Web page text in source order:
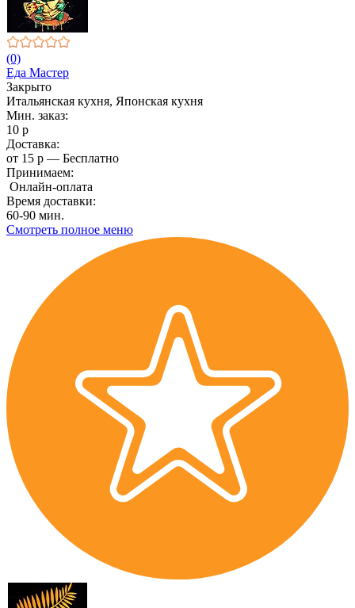
(0)
Еда Мастер
Закрыто
Итальянская кухня, Японская кухня
Мин. заказ:
10 р
Доставка:
от 15 р — Бесплатно
Принимаем:
Онлайн-оплата
Время доставки:
60-90 мин.
Смотреть полное меню